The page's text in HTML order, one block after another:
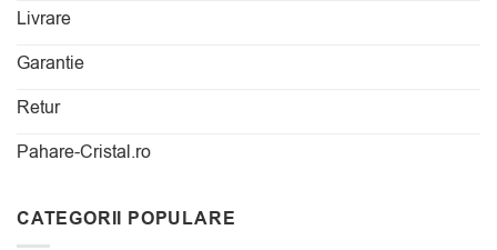
Livrare
Garantie
Retur
Pahare-Cristal.ro
CATEGORII POPULARE